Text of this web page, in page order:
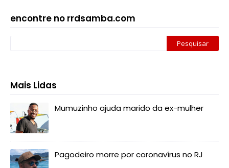
encontre no rrdsamba.com
Mais Lidas
Mumuzinho ajuda marido da ex-mulher
Pagodeiro morre por coronavírus no RJ